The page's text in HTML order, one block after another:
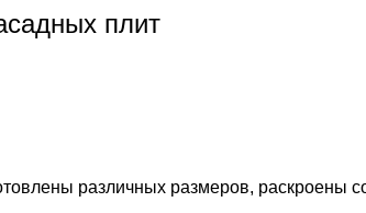
плит
различных размеров, раскроены